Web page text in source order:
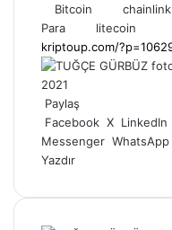
Bitcoin
chainlink
Para
litecoin
2021
Paylaş
Facebook X LinkedIn
Messenger WhatsApp
Yazdır